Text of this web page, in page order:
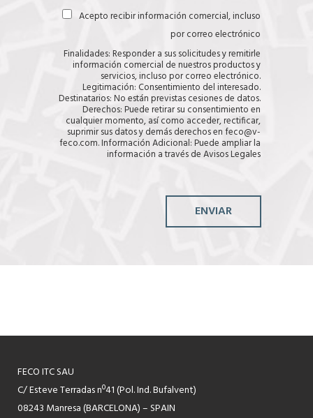
Acepto recibir información comercial, incluso
por correo electrónico
Finalidades: Responder a sus solicitudes y remitirle
información comercial de nuestros productos y
servicios, incluso por correo electrónico.
Legitimación: Consentimiento del interesado.
Destinatarios: No están previstas cesiones de datos.
Derechos: Puede retirar su consentimiento en
cualquier momento, así como acceder, rectificar,
suprimir sus datos y demás derechos en feco@v-
feco.com. Información Adicional: Puede ampliar la
información a través deAvisos Legales
ENVIAR
FECO ITC SAU
C/ Esteve Terradas nº41 (Pol. Ind. Bufalvent)
08243 Manresa (BARCELONA) – SPAIN